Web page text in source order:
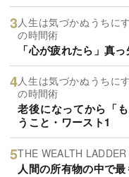
人生は気づかぬうちに
の時間術
「心が疲れたら」真
人生は気づかぬうちに
の時間術
老後になってから「
うこと・ワースト1
THE WEALTH
人間の所有物の中で